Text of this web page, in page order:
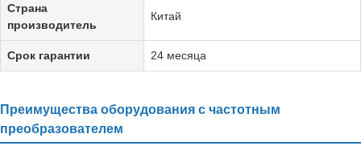
Страна
производитель
Китай
Срок гарантии 24 месяца
Преимущества оборудования с частотным
преобразователем